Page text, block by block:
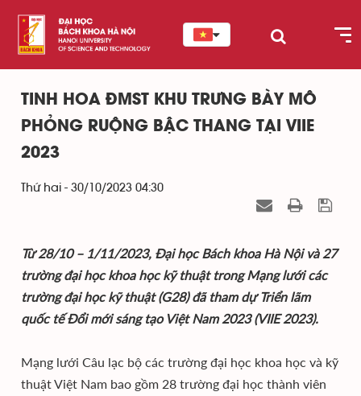
TINH HOA ĐMST KHU TRƯNG BÀY MÔ
PHỎNG RUỘNG BẬC THANG TẠI VIIE
2023
Thứ hai - 30/10/2023 04:30
Từ 28/10 – 1/11/2023, Đại học Bách khoa Hà Nội và 27
trường đại học khoa học kỹ thuật trong Mạng lưới các
trường đại học kỹ thuật (G28) đã tham dự Triển lãm
quốc tế Đổi mới sáng tạo Việt Nam 2023 (VIIE 2023).
Mạng lưới Câu lạc bộ các trường đại học khoa học và kỹ
thuật Việt Nam bao gồm 28 trường đại học thành viên